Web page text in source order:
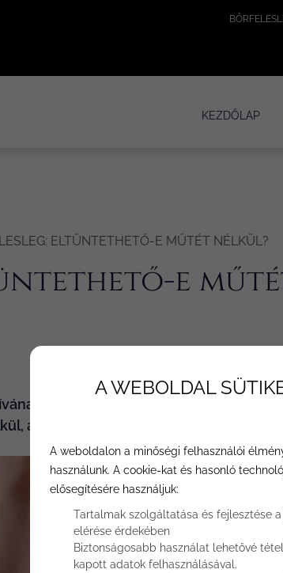
KEZDŐLAP
ELTÜNTETHETŐ-E MŰTÉT NÉLKÜL?
e
bőrfelesleg. Nézzük mi lehet
amennyiben igen, akkor
A WEBOLDAL
A weboldalon a minőségi felhasználói
használunk. A cookie-kat és hasonló
elősegítésére használjuk:
Tartalmak szolgáltatása és fejlesztése
elérése érdekében
Biztonságosabb használat lehetővé
kapott adatok felhasználásával.